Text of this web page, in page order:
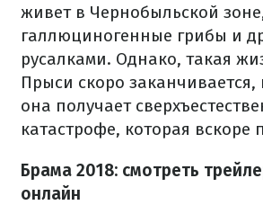
живет в Чернобыльской
галлюциногенные грибы и
русалками. Однако, такая
Прыси скоро заканчивается,
она получает
катастрофе, которая вскоре
Брама 2018: смотреть
онлайн